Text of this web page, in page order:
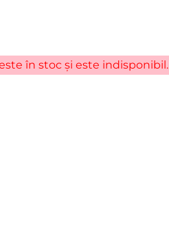
în stoc și este indisponibil.